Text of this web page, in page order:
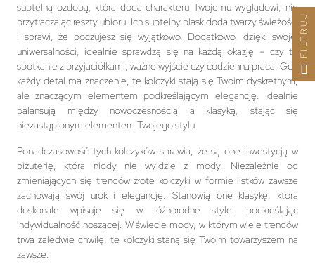
subtelną ozdobą, która doda charakteru Twojemu wyglądowi, nie
przytłaczając reszty ubioru. Ich subtelny blask doda twarzy świeżości
i sprawi, że poczujesz się wyjątkowo. Dodatkowo, dzięki swojej
uniwersalności, idealnie sprawdzą się na każdą okazję – czy to
spotkanie z przyjaciółkami, ważne wyjście czy codzienna praca. Gdy
każdy detal ma znaczenie, te kolczyki stają się Twoim dyskretnym,
ale znaczącym elementem podkreślającym elegancję. Idealnie
balansują między nowoczesnością a klasyką, stając się
niezastąpionym elementem Twojego stylu.
Ponadczasowość tych kolczyków sprawia, że są one inwestycją w
biżuterię, która nigdy nie wyjdzie z mody. Niezależnie od
zmieniających się trendów złote kolczyki w formie listków zawsze
zachowają swój urok i elegancję. Stanowią one klasykę, która
doskonale wpisuje się w różnorodne style, podkreślając
indywidualność noszącej. W świecie mody, w którym wiele trendów
trwa zaledwie chwilę, te kolczyki staną się Twoim towarzyszem na
zawsze.
FILTRUJ